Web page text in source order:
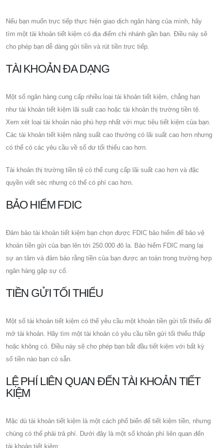
Nếu bạn muốn trực tiếp thực hiện giao dịch ngân hàng của mình, hãy
tìm một tài khoản tiết kiệm có địa điểm chi nhánh gần bạn. Điều này sẽ
cho phép bạn dễ dàng gửi tiền và rút tiền trực tiếp.
TÀI KHOẢN ĐA DẠNG
Một số ngân hàng cung cấp nhiều loại tài khoản tiết kiệm, chẳng hạn
như tài khoản tiết kiệm lãi suất cao hoặc tài khoản thị trường tiền tệ.
Xem xét loại tài khoản nào phù hợp nhất với mục tiêu tiết kiệm của bạn.
Các tài khoản tiết kiệm năng suất cao thường có lãi suất cao hơn nhưng
có thể có các yêu cầu về số dư tối thiểu cao hơn.
Tài khoản thị trường tiền tệ có thể cung cấp lãi suất cao hơn và đặc
quyền viết séc nhưng có thể có phí cao hơn.
BẢO HIỂM FDIC
Đảm bảo tài khoản tiết kiệm bạn chọn được FDIC bảo hiểm để bảo vệ
khoản tiền gửi của bạn lên tới 250.000 đô la. Bảo hiểm FDIC mang lại
sự an tâm và đảm bảo rằng tiền của bạn được an toàn trong trường hợp
ngân hàng gặp sự cố.
TIỀN GỬI TỐI THIỂU
Một số tài khoản tiết kiệm có thể yêu cầu một khoản tiền gửi tối thiểu để
mở tài khoản. Hãy tìm một tài khoản có yêu cầu tiền gửi tối thiểu thấp
hoặc không có. Điều này sẽ cho phép bạn bắt đầu tiết kiệm với bất kỳ
số tiền nào bạn có sẵn.
LỆ PHÍ LIÊN QUAN ĐẾN TÀI KHOẢN TIẾT
KIỆM
Mặc dù tài khoản tiết kiệm là một cách phổ biến để tiết kiệm tiền, nhưng
chúng có thể phải trả phí. Dưới đây là một số khoản phí liên quan đến
tài khoản tiết kiệm: